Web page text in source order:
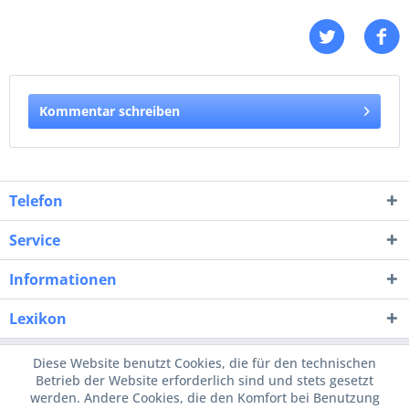
Kommentar schreiben
Telefon
Service
Informationen
Lexikon
Diese Website benutzt Cookies, die für den technischen
Betrieb der Website erforderlich sind und stets gesetzt
werden. Andere Cookies, die den Komfort bei Benutzung